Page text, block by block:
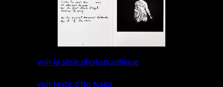
voir la série photographique
voir texte d’Ito Naga